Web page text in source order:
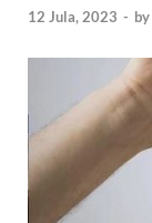
12 Jula, 2023 - by